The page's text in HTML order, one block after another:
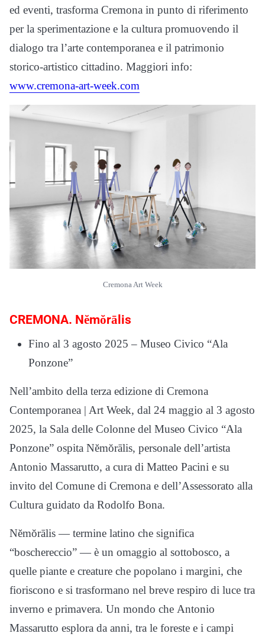
ed eventi, trasforma Cremona in punto di riferimento
per la sperimentazione e la cultura promuovendo il
dialogo tra l’arte contemporanea e il patrimonio
storico-artistico cittadino. Maggiori info:
www.cremona-art-week.com
Cremona Art Week
CREMONA. Nĕmŏrālis
Fino al 3 agosto 2025 – Museo Civico “Ala
Ponzone”
Nell’ambito della terza edizione di Cremona
Contemporanea | Art Week, dal 24 maggio al 3 agosto
2025, la Sala delle Colonne del Museo Civico “Ala
Ponzone” ospita Nĕmŏrālis, personale dell’artista
Antonio Massarutto, a cura di Matteo Pacini e su
invito del Comune di Cremona e dell’Assessorato alla
Cultura guidato da Rodolfo Bona.
Nĕmŏrālis — termine latino che significa
“boschereccio” — è un omaggio al sottobosco, a
quelle piante e creature che popolano i margini, che
fioriscono e si trasformano nel breve respiro di luce tra
inverno e primavera. Un mondo che Antonio
Massarutto esplora da anni, tra le foreste e i campi